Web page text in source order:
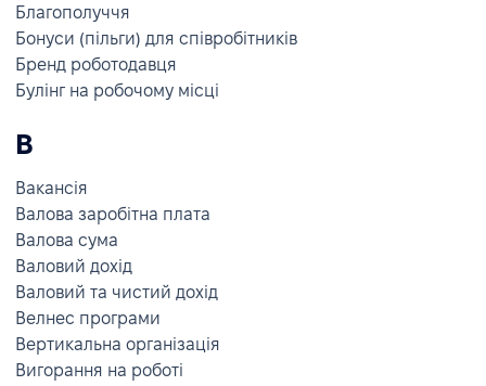
Благополуччя
Бонуси (пільги) для співробітників
Бренд роботодавця
Булінг на робочому місці
В
Вакансія
Валова заробітна плата
Валова сума
Валовий дохід
Валовий та чистий дохід
Велнес програми
Вертикальна організація
Вигорання на роботі